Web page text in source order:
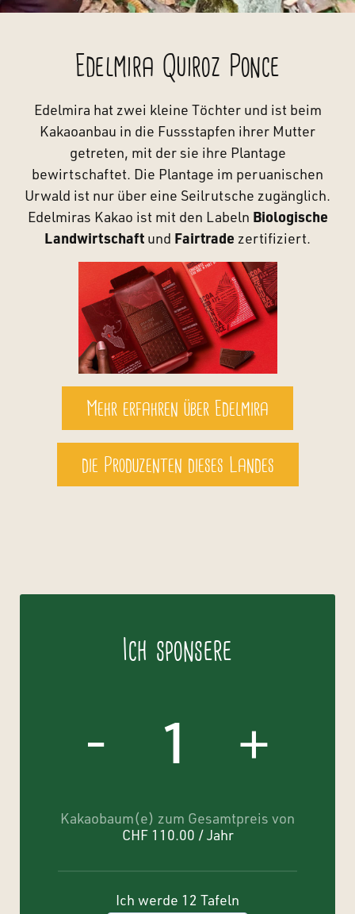
Edelmira Quiroz Ponce
Edelmira hat zwei kleine Töchter und ist beim
Kakaoanbau in die Fussstapfen ihrer Mutter
getreten, mit der sie ihre Plantage
bewirtschaftet. Die Plantage im peruanischen
Urwald ist nur über eine Seilrutsche zugänglich.
Edelmiras Kakao ist mit den Labeln Biologische
Landwirtschaft und Fairtrade zertifiziert.
Mehr erfahren über Edelmira
die Produzenten dieses Landes
Ich sponsere
Ponce
- +
Kakaobaum(e) zum Gesamtpreis von
CHF 110.00 / Jahr
Ich werde 12 Tafeln